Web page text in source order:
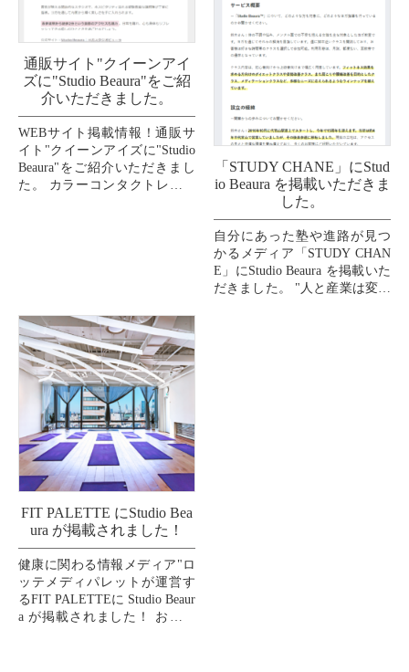
通販サイト"クイーンアイ
ズに"Studio Beaura"をご紹
介いただきました。
WEBサイト掲載情報！通販サ
イト"クイーンアイズに"Studio
Beaura"をご紹介いただきまし
た。 カラーコンタクトレンズ
「STUDY CHANE」にStud
io Beaura を掲載いただきま
した。
自分にあった塾や進路が見つ
かるメディア「STUDY CHAN
E」にStudio Beaura を掲載いた
だきました。 "人と産業は変わ
FIT PALETTE にStudio Bea
ura が掲載されました！
健康に関わる情報メディア"ロ
ッテメディパレットが運営す
るFIT PALETTEに Studio Beaur
a が掲載されました！ お口の